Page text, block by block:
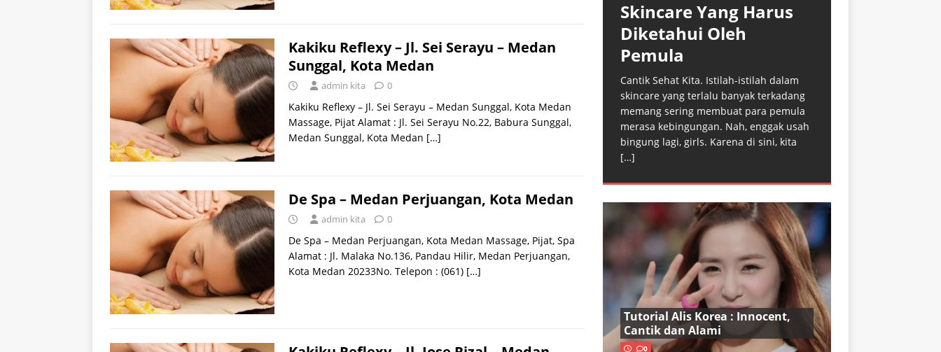
Kakiku Reflexy – Jl. Sei Serayu – Medan
Sunggal, Kota Medan
admin kita 0
Kakiku Reflexy – Jl. Sei Serayu – Medan Sunggal, Kota Medan
Massage, Pijat Alamat : Jl. Sei Serayu No.22, Babura Sunggal,
Medan Sunggal, Kota Medan […]
De Spa – Medan Perjuangan, Kota Medan
admin kita 0
De Spa – Medan Perjuangan, Kota Medan Massage, Pijat, Spa
Alamat : Jl. Malaka No.136, Pandau Hilir, Medan Perjuangan,
Kota Medan 20233No. Telepon : (061) […]
Skincare Yang Harus
Diketahui Oleh
Pemula
Cantik Sehat Kita. Istilah-istilah dalam
skincare yang terlalu banyak terkadang
memang sering membuat para pemula
merasa kebingungan. Nah, enggak usah
bingung lagi, girls. Karena di sini, kita
[…]
Tutorial Alis Korea : Innocent,
Cantik dan Alami
0